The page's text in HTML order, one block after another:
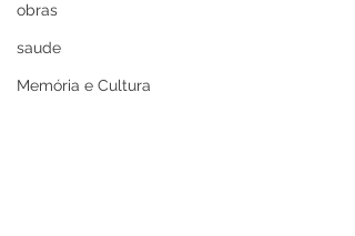
obras
saude
Memória e Cultura